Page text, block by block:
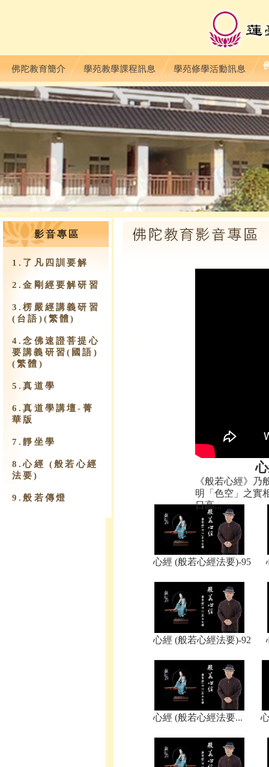
影音專區
1.了凡四訓要解
2.金剛經要解研習
3.楞嚴經講義研習
(台語)(繁體)
4.念佛速證菩提心
要講義研習(國語)
(繁體)
5.真道學
6.真道學講壇-菁
華版
7.靜坐學
8.心經 (般若心經
法要)
9.​般若傳燈
《般若心經》
明「色空」之實
日高...
​心經 (般若心經法要)-95
​心經 (般若心經法要)-92
​​​​​​心經 (般若心經​法要...